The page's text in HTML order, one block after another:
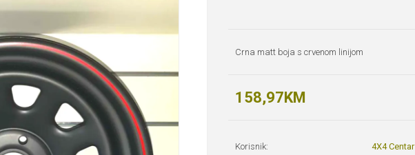
Crna matt boja s crvenom linijom
158,97KM
Korisnik: 4X4 Centar